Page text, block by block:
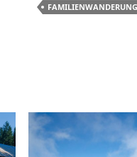
FAMILIENWANDERUNG